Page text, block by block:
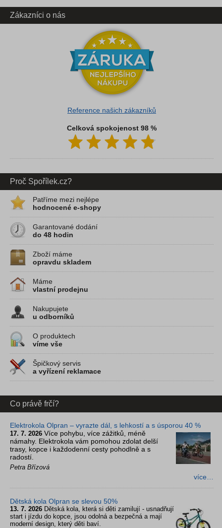
Zákazníci o nás
Reference našich zákazníků
Celková spokojenost 98 %
Proč Spořílek.cz?
Patříme mezi nejlépe
hodnocené e-shopy
Garantované dodání
do 48 hodin
Zboží máme
opravdu skladem
Máme
vlastní prodejnu
Nakupujete
u odborníků
O produktech
víme vše
Špičkový servis
a vyřízení reklamace
Co právě frčí?
Elektrokola Olpran – vyrazte dál, s lehkostí a s úsporou 40 %
17. 7. 2026 Více pohybu, více zážitků, méně
námahy. Elektrokola vám pomohou zdolat delší
trasy, kopce i každodenní cesty pohodlně a s
radostí.
Petra Břízová
více…
Dětská kola Olpran se slevou 50%
13. 7. 2026 Dětská kola, která si děti zamilují - usnadňují
start i jízdu do kopce, jsou odolná a bezpečná a mají
moderní design, který děti baví.